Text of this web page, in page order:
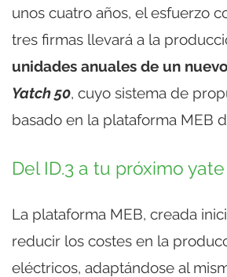
unos cuatro años, el esfuerzo
tres firmas llevará a la
unidades anuales de un
Yatch 50, cuyo sistema de
basado en la plataforma MEB
Del ID.3 a tu próximo yate
La plataforma MEB, creada
reducir los costes en la
eléctricos, adaptándose al